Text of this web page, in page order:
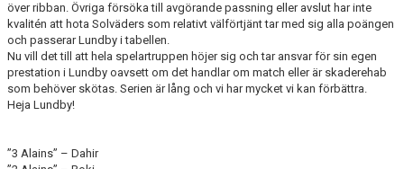
över ribban. Övriga försöka till avgörande passning eller avslut har inte
kvalitén att hota Solväders som relativt välförtjänt tar med sig alla poängen
och passerar Lundby i tabellen.
Nu vill det till att hela spelartruppen höjer sig och tar ansvar för sin egen
prestation i Lundby oavsett om det handlar om match eller är skaderehab
som behöver skötas. Serien är lång och vi har mycket vi kan förbättra.
Heja Lundby!
”3 Alains” – Dahir